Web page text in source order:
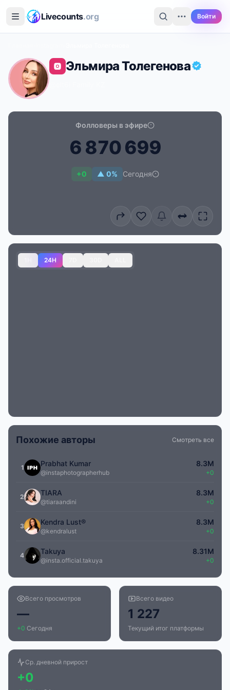
Livecounts.org Войти
Эльмира Толегенова
Фолловеры в эфире
6 870699
+0 ▲ 0% Сегодня
24H
Похожие авторы Смотреть все
1 Prabhat Kumar
@instaphotographerhub
8.3M
+0
2 TIARA
@tiaraandini
8.3M
+0
3 Kendra Lust®
@kendralust
8.3M
+0
4 Takuya
@insta.official.takuya
8.31M
+0
Всего просмотров
—
+0 Сегодня
Всего видео
1 227
Текущий итог платформы
Ср. дневной прирост
+0